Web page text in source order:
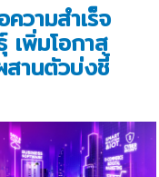
วามสำเร็จ
เพิ่มโอกาส
สานตัวบ่งชี้